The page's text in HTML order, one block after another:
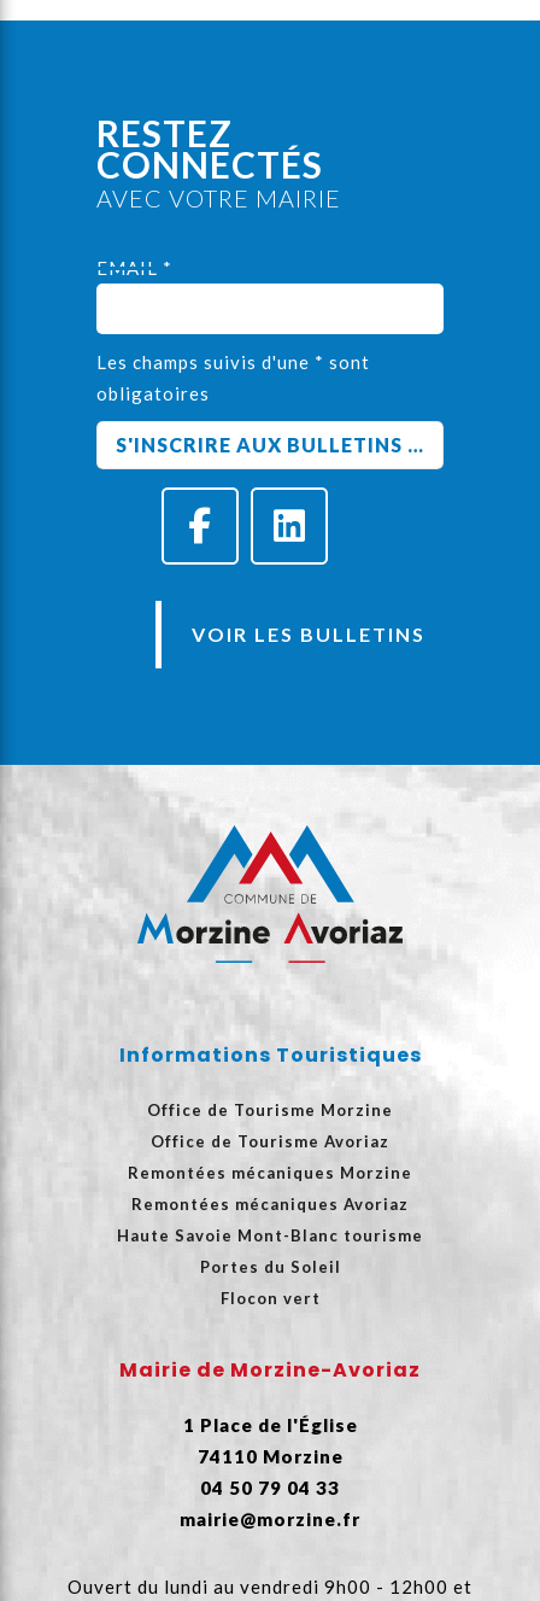
RESTEZ
CONNECTÉS
AVEC VOTRE MAIRIE
EMAIL *
Les champs suivis d'une * sont
obligatoires
VOIR LES BULLETINS
Informations Touristiques
Office de Tourisme Morzine
Office de Tourisme Avoriaz
Remontées mécaniques Morzine
Remontées mécaniques Avoriaz
Haute Savoie Mont-Blanc tourisme
Portes du Soleil
Flocon vert
Mairie de Morzine-Avoriaz
1 Place de l'Église
74110 Morzine
04 50 79 04 33
mairie@morzine.fr
Ouvert du lundi au vendredi 9h00 - 12h00 et